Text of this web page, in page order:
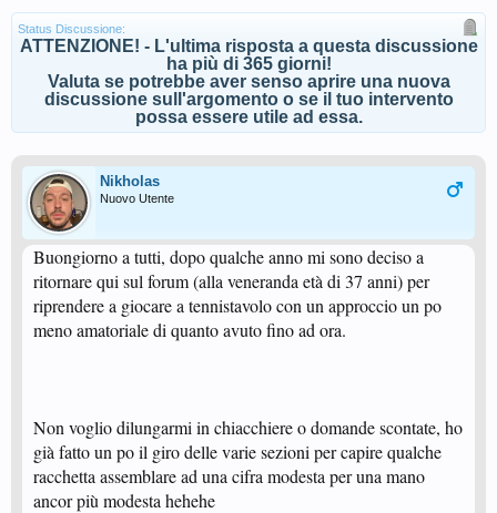
Status Discussione:
ATTENZIONE! - L'ultima risposta a questa discussione
ha più di 365 giorni!
Valuta se potrebbe aver senso aprire una nuova
discussione sull'argomento o se il tuo intervento
possa essere utile ad essa.
Nikholas
Nuovo Utente
Buongiorno a tutti, dopo qualche anno mi sono deciso a
ritornare qui sul forum (alla veneranda età di 37 anni) per
riprendere a giocare a tennistavolo con un approccio un po
meno amatoriale di quanto avuto fino ad ora.
Non voglio dilungarmi in chiacchiere o domande scontate, ho
già fatto un po il giro delle varie sezioni per capire qualche
racchetta assemblare ad una cifra modesta per una mano
ancor più modesta hehehe